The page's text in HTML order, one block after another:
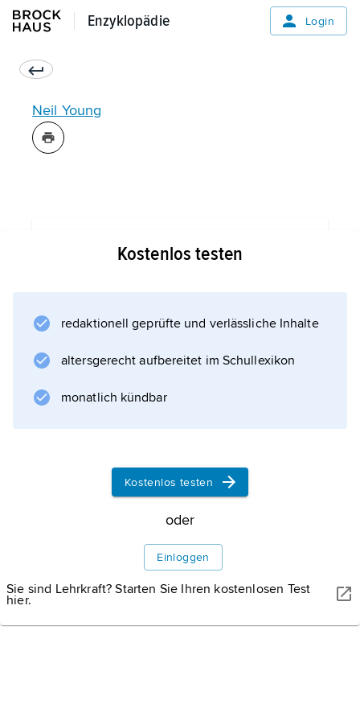
Enzyklopädie
Enzyklopädie Login
Neil Young
Kostenlos testen
redaktionell geprüfte und verlässliche Inhalte
altersgerecht aufbereitet im Schullexikon
monatlich kündbar
Kostenlos testen
oder
Einloggen
Sie sind Lehrkraft? Starten Sie Ihren kostenlosen Test
hier.